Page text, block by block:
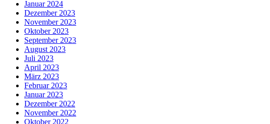
Januar 2024
Dezember 2023
November 2023
Oktober 2023
September 2023
August 2023
Juli 2023
April 2023
März 2023
Februar 2023
Januar 2023
Dezember 2022
November 2022
Oktober 2022